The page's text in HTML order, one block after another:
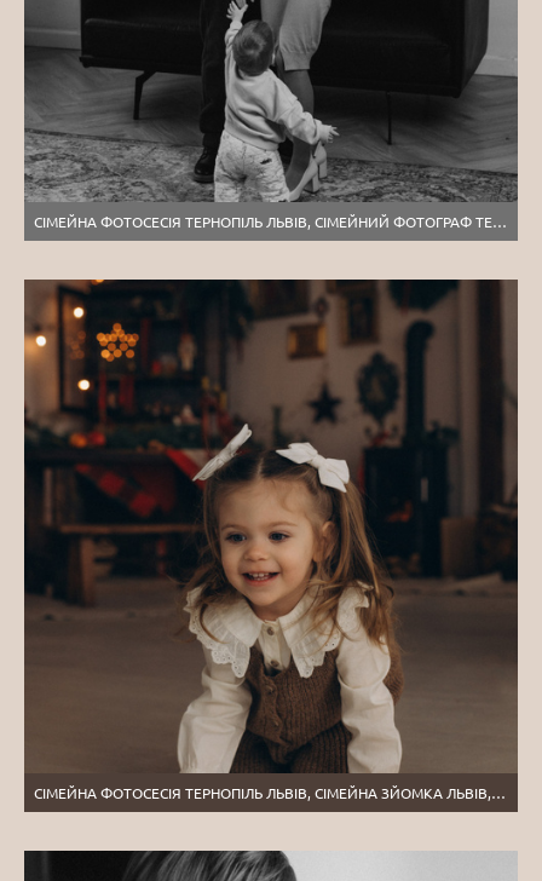
СІМЕЙНА ФОТОСЕСІЯ ТЕРНОПІЛЬ ЛЬВІВ, СІМЕЙНИЙ ФОТОГРАФ ТЕРНОПІЛЬ, ЗЙОМКА ДІТЕЙ
СІМЕЙНА ФОТОСЕСІЯ ТЕРНОПІЛЬ ЛЬВІВ, СІМЕЙНА ЗЙОМКА ЛЬВІВ, ЗЙОМКА МАМИ І ДИТИНИ